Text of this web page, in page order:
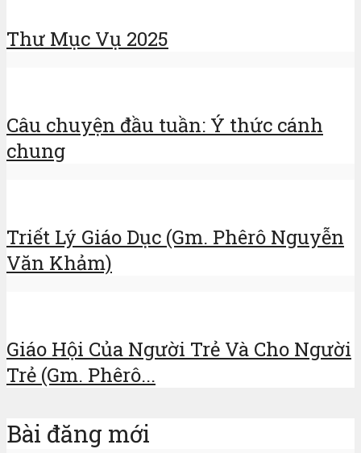
Thư Mục Vụ 2025
Câu chuyện đầu tuần: Ý thức cánh
chung
Triết Lý Giáo Dục (Gm. Phêrô Nguyễn
Văn Khảm)
Giáo Hội Của Người Trẻ Và Cho Người
Trẻ (Gm. Phêrô...
Bài đăng mới